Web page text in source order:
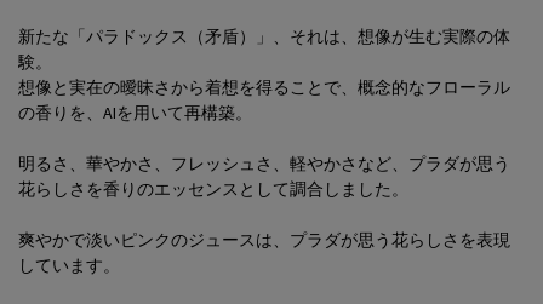
新たな「パラドックス（矛盾）」、それは、想像が生む実際の体
験。
想像と実在の曖昧さから着想を得ることで、概念的なフローラル
の香りを、AIを用いて再構築。
明るさ、華やかさ、フレッシュさ、軽やかさなど、プラダが思う
花らしさを香りのエッセンスとして調合しました。
爽やかで淡いピンクのジュースは、プラダが思う花らしさを表現
しています。